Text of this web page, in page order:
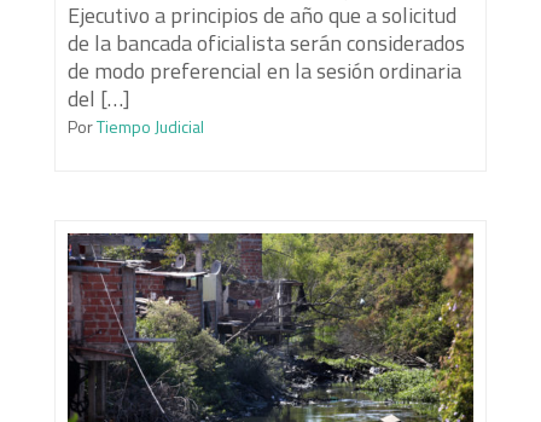
Ejecutivo a principios de año que a solicitud
de la bancada oficialista serán considerados
de modo preferencial en la sesión ordinaria
del […]
PorTiempo Judicial